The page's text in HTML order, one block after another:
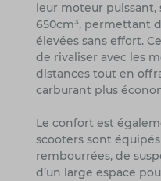
leur moteur puissant,
650cm³, permettant
élevées sans effort.
de rivaliser avec les
distances tout en
carburant plus
Le confort est
scooters sont
rembourrées, de
d’un large espace